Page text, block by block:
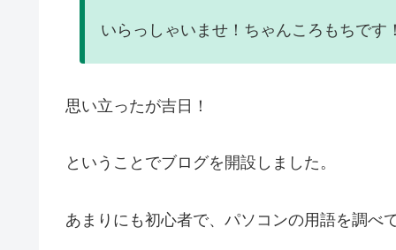
いらっしゃいませ！ちゃんころもちです
思い立ったが吉日！
ということでブログを開設しました。
あまりにも初心者で、パソコンの用語を調べ